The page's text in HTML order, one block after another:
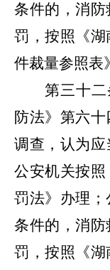
条件的，消
罚，按照《
件裁量参照表》
第三十二
防法》第六
调查，认为
公安机关按
罚法》办理
条件的，消
罚，按照《